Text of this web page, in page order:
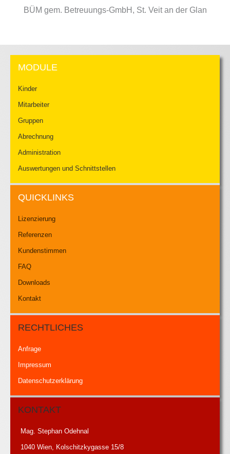
BÜM gem. Betreuungs-GmbH, St. Veit an der Glan
MODULE
Kinder
Mitarbeiter
Gruppen
Abrechnung
Administration
Auswertungen und Schnittstellen
QUICKLINKS
Lizenzierung
Referenzen
Kundenstimmen
FAQ
Downloads
Kontakt
RECHTLICHES
Anfrage
Impressum
Datenschutzerklärung
KONTAKT
Mag. Stephan Odehnal
1040 Wien, Kolschitzkygasse 15/8